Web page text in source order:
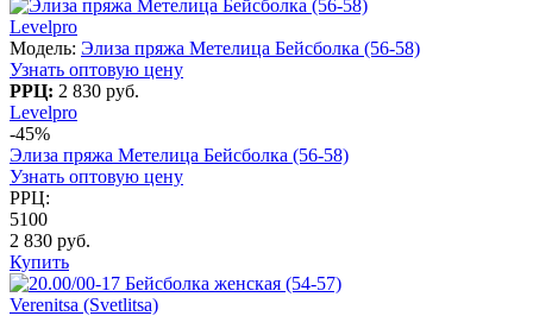
Levelpro
Модель: Элиза пряжа Метелица Бейсболка (56-58)
Узнать оптовую цену
РРЦ: 2 830 руб.
Levelpro
-45%
Элиза пряжа Метелица Бейсболка (56-58)
Узнать оптовую цену
РРЦ:
5100
2 830 руб.
Купить
Verenitsa (Svetlitsa)